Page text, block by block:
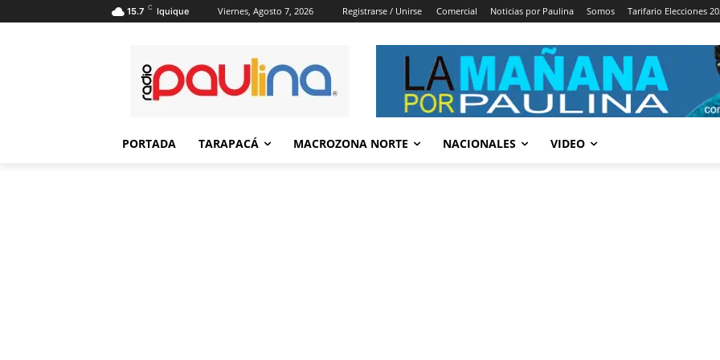
15.7 C Iquique Viernes, Agosto 7, 2026 Registrarse / Unirse Comercial Noticias por Paulina Somos Tarifario Elecciones
PORTADA TARAPACÁ MACROZONA NORTE NACIONALES VIDEO